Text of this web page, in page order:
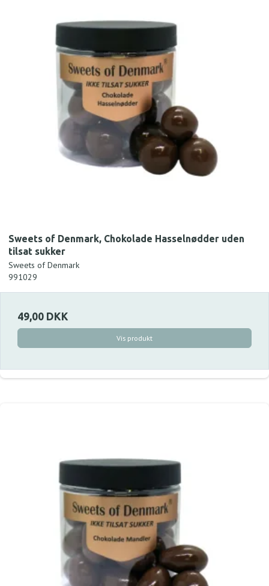
Sweets of Denmark, Chokolade Hasselnødder uden
tilsat sukker
Sweets of Denmark
991029
49,00 DKK
Vis produkt